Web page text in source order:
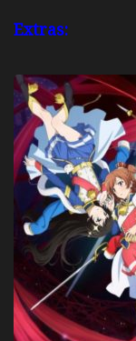
Extras: